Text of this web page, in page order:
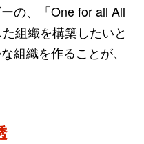
の、「One for all All
組織を構築したいと
組織を作ることが、